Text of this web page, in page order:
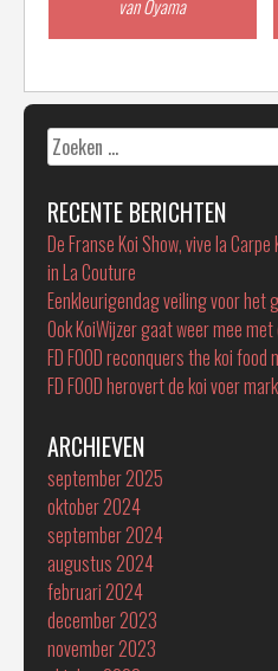
navigation
van Oyama
Zoeken
naar:
RECENTE BERICHTEN
De Franse Koi Show, vive la
in La Couture
Eenkleurigendag veiling voor het
Ook KoiWijzer gaat weer mee met
FD FOOD reconquers the koi food
FD FOOD herovert de koi voer
ARCHIEVEN
september 2025
oktober 2024
september 2024
augustus 2024
februari 2024
december 2023
november 2023